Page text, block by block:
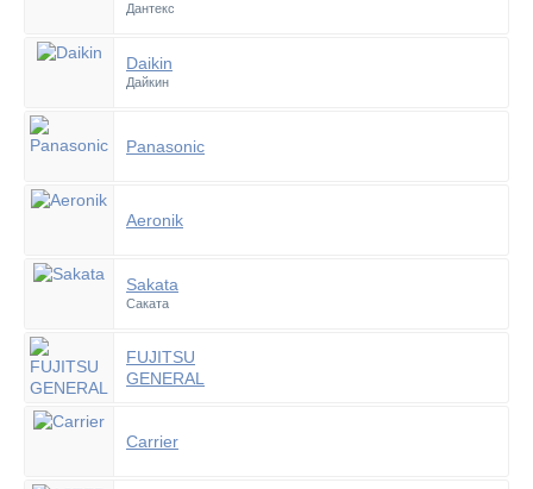
Дантекс
Daikin
Дайкин
Panasonic
Aeronik
Sakata
Саката
FUJITSU
GENERAL
Carrier